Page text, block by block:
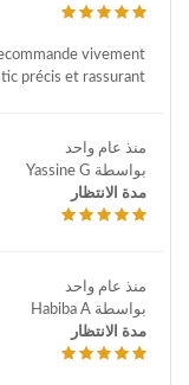
vivement
précis et rassurant.
منذ عام واحد
بواسطة Yassine G
مدة الانتظار
منذ عام واحد
بواسطة Habiba A
مدة الانتظار